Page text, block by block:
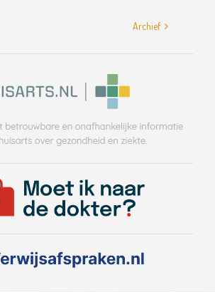
Archief